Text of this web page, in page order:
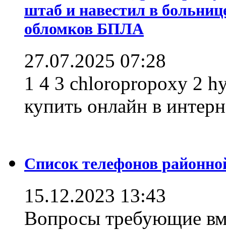
штаб и навестил в
обломков БПЛА
27.07.2025 07:28
1 4 3 chloropropoxy 2
купить онлайн в
Список телефонов
15.12.2023 13:43
Вопросы требующие